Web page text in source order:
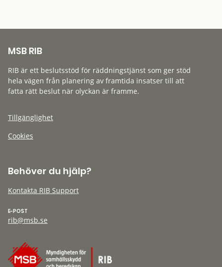
MSB RIB
RIB är ett beslutsstöd för räddningstjänst som ger stöd
hela vägen från planering av framtida insatser till att
fatta rätt beslut när olyckan är framme.
Tillgänglighet
Cookies
Behöver du hjälp?
Kontakta RIB Support
E-POST
rib@msb.se